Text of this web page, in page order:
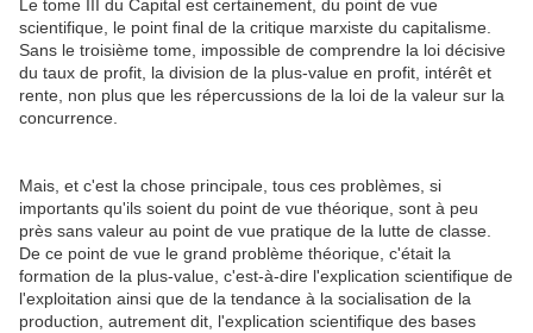
Le tome III du Capital est certainement, du point de vue
scientifique, le point final de la critique marxiste du capitalisme.
Sans le troisième tome, impossible de comprendre la loi décisive
du taux de profit, la division de la plus-value en profit, intérêt et
rente, non plus que les répercussions de la loi de la valeur sur la
concurrence.
Mais, et c'est la chose principale, tous ces problèmes, si
importants qu'ils soient du point de vue théorique, sont à peu
près sans valeur au point de vue pratique de la lutte de classe.
De ce point de vue le grand problème théorique, c'était la
formation de la plus-value, c'est-à-dire l'explication scientifique de
l'exploitation ainsi que de la tendance à la socialisation de la
production, autrement dit, l'explication scientifique des bases